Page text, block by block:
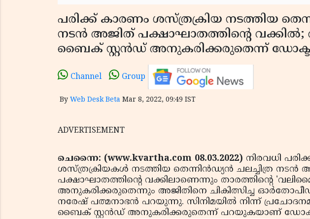
പരിക്ക് കാരണം ശസ്ത്രക്രിയ നടത്തിയ
നടന്‍ അജിത് പക്ഷാഘാതത്തിന്റെ വക്കില്‍;
ബൈക് സ്റ്റന്‍ഡ് അനുകരിക്കരുതെന്ന്
Channel Group
By Web Desk Beta Mar 8, 2022, 09:49 IST
ADVERTISEMENT
ചെന്നൈ: (www.kvartha.com 08.03.2022) നിരവധി
ശസ്ത്രക്രിയകള്‍ നടത്തിയ തെന്നിന്‍ഡ്യന്‍ ചലച്ചിത്ര നടന്‍
പക്ഷാഘാതത്തിന്റെ വക്കിലാണെന്നും താരത്തിന്റെ
അനുകരിക്കരുതെന്നും അജിതിനെ ചികിത്സിച്ച
നരേഷ് പത്മനാഭന്‍ പറയുന്നു. സിനിമയില്‍ നിന്ന്
ബൈക് സ്റ്റന്‍ഡ് അനുകരിക്കരുതെന്ന് പറയുകയാണ്